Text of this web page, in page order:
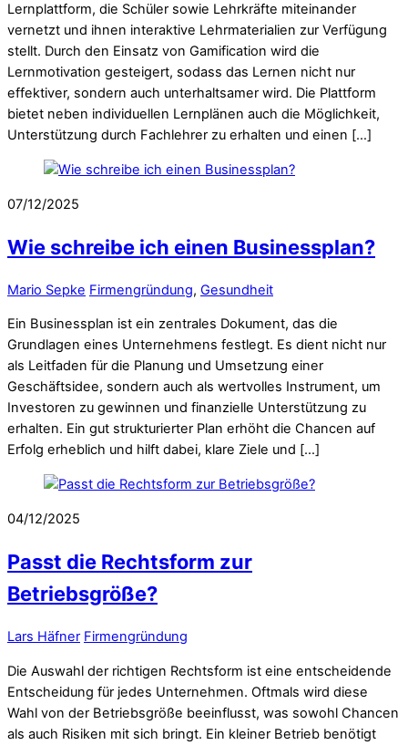
Lernplattform, die Schüler sowie Lehrkräfte miteinander
vernetzt und ihnen interaktive Lehrmaterialien zur Verfügung
stellt. Durch den Einsatz von Gamification wird die
Lernmotivation gesteigert, sodass das Lernen nicht nur
effektiver, sondern auch unterhaltsamer wird. Die Plattform
bietet neben individuellen Lernplänen auch die Möglichkeit,
Unterstützung durch Fachlehrer zu erhalten und einen […]
07/12/2025
Wie schreibe ich einen Businessplan?
Mario Sepke Firmengründung, Gesundheit
Ein Businessplan ist ein zentrales Dokument, das die
Grundlagen eines Unternehmens festlegt. Es dient nicht nur
als Leitfaden für die Planung und Umsetzung einer
Geschäftsidee, sondern auch als wertvolles Instrument, um
Investoren zu gewinnen und finanzielle Unterstützung zu
erhalten. Ein gut strukturierter Plan erhöht die Chancen auf
Erfolg erheblich und hilft dabei, klare Ziele und […]
04/12/2025
Passt die Rechtsform zur
Betriebsgröße?
Lars Häfner Firmengründung
Die Auswahl der richtigen Rechtsform ist eine entscheidende
Entscheidung für jedes Unternehmen. Oftmals wird diese
Wahl von der Betriebsgröße beeinflusst, was sowohl Chancen
als auch Risiken mit sich bringt. Ein kleiner Betrieb benötigt